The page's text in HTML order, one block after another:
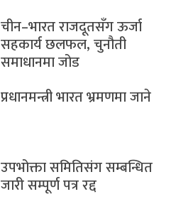
चीन–भारत राजदूतसँग ऊर्जा
सहकार्य छलफल, चुनौती
समाधानमा जोड
प्रधानमन्त्री भारत भ्रमणमा जाने
उपभोक्ता समितिसंग सम्बन्धित
जारी सम्पूर्ण पत्र रद्द